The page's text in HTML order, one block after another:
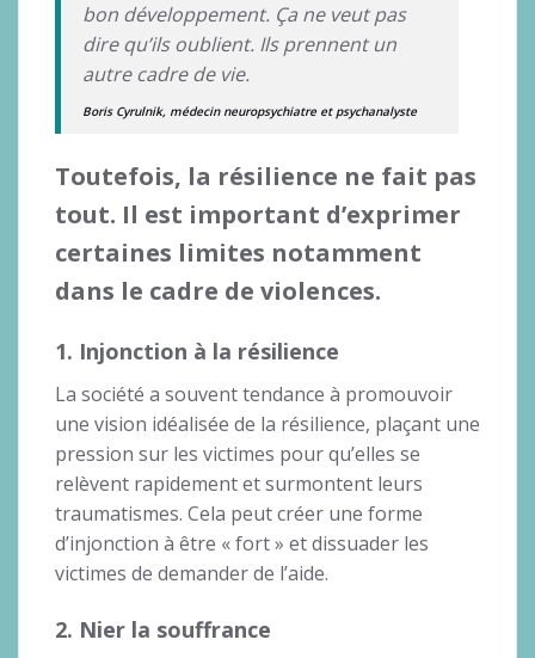
bon développement. Ça ne veut pas
dire qu’ils oublient. Ils prennent un
autre cadre de vie.
Boris Cyrulnik, médecin neuropsychiatre et psychanalyste
Toutefois, la résilience ne fait pas
tout. Il est important d’exprimer
certaines limites notamment
dans le cadre de violences.
1. Injonction à la résilience
La société a souvent tendance à promouvoir
une vision idéalisée de la résilience, plaçant une
pression sur les victimes pour qu’elles se
relèvent rapidement et surmontent leurs
traumatismes. Cela peut créer une forme
d’injonction à être « fort » et dissuader les
victimes de demander de l’aide.
2. Nier la souffrance